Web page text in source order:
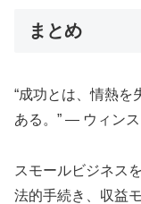
まとめ
“成功とは、情熱を
ある。” — ウィン
スモールビジネス
法的手続き、収益